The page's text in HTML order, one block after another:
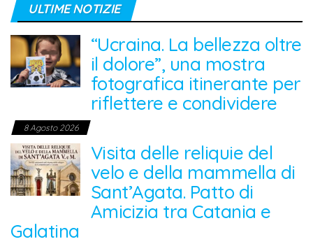
ULTIME NOTIZIE
“Ucraina. La bellezza oltre
il dolore”, una mostra
fotografica itinerante per
riflettere e condividere
8 Agosto 2026
Visita delle reliquie del
velo e della mammella di
Sant’Agata. Patto di
Amicizia tra Catania e
Galatina